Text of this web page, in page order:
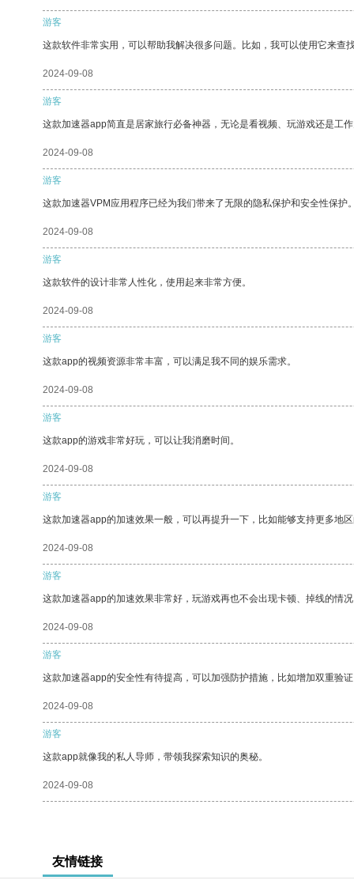
游客
这款软件非常实用，可以帮助我解决很多问题。比如，我可以使用它来查
2024-09-08
游客
这款加速器app简直是居家旅行必备神器，无论是看视频、玩游戏还是工
2024-09-08
游客
这款加速器VPM应用程序已经为我们带来了无限的隐私保护和安全性保护
2024-09-08
游客
这款软件的设计非常人性化，使用起来非常方便。
2024-09-08
游客
这款app的视频资源非常丰富，可以满足我不同的娱乐需求。
2024-09-08
游客
这款app的游戏非常好玩，可以让我消磨时间。
2024-09-08
游客
这款加速器app的加速效果一般，可以再提升一下，比如能够支持更多地
2024-09-08
游客
这款加速器app的加速效果非常好，玩游戏再也不会出现卡顿、掉线的情
2024-09-08
游客
这款加速器app的安全性有待提高，可以加强防护措施，比如增加双重验
2024-09-08
游客
这款app就像我的私人导师，带领我探索知识的奥秘。
2024-09-08
友情链接